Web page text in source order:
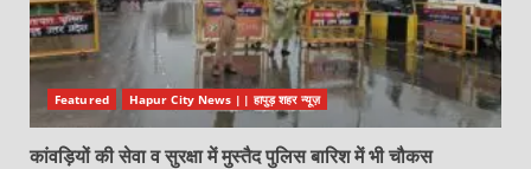
Featured Hapur City News || हापुड़ शहर न्यूज़
कांवड़ियों की सेवा व सुरक्षा में मुस्तैद पुलिस बारिश में भी चौकस